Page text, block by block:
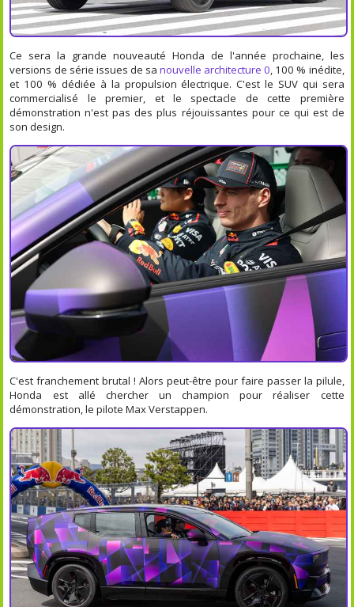
Ce sera la grande nouveauté Honda de l'année prochaine, les
versions de série issues de sanouvelle architecture 0, 100 % inédite,
et 100 % dédiée à la propulsion électrique. C'est le SUV qui sera
commercialisé le premier, et le spectacle de cette première
démonstration n'est pas des plus réjouissantes pour ce qui est de
son design.
C'est franchement brutal ! Alors peut-être pour faire passer la pilule,
Honda est allé chercher un champion pour réaliser cette
démonstration, le pilote Max Verstappen.